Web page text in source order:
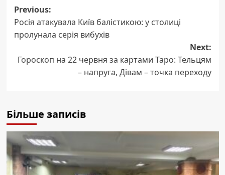
Post
navigation
Previous:
Росія атакувала Київ балістикою: у столиці
пролунала серія вибухів
Next:
Гороскоп на 22 червня за картами Таро: Тельцям
– напруга, Дівам – точка переходу
Більше записів